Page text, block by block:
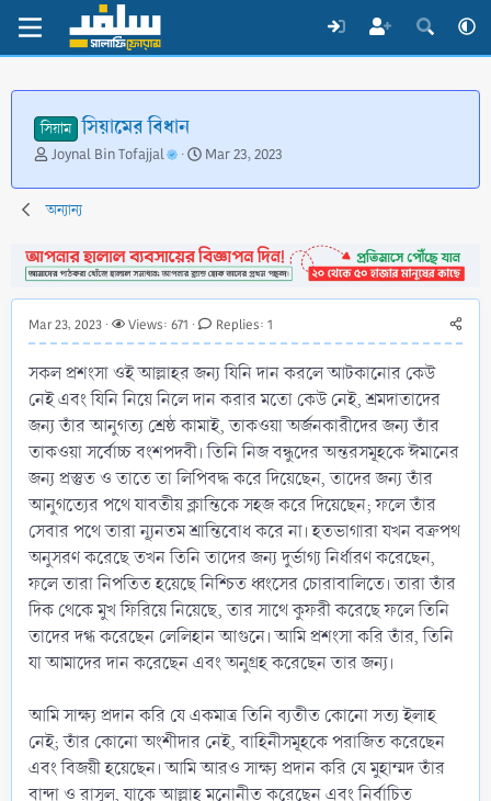
সিয়াম সিয়ামের বিধান
T
r
e
d
s
t
a
r
e
r
Joynal Bin Tofajjal
S
a
d
a
t
e
Mar 23, 2023
অন্যান্য
Mar 23, 2023 Views: 671 Replies: 1
সকল প্রশংসা ওই আল্লাহর জন্য যিনি দান করলে আটকানোর কেউ
নেই এবং যিনি নিয়ে নিলে দান করার মতো কেউ নেই, শ্রমদাতাদের
জন্য তাঁর আনুগত্য শ্রেষ্ঠ কামাই, তাকওয়া অর্জনকারীদের জন্য তাঁর
তাকওয়া সর্বোচ্চ বংশপদবী। তিনি নিজ বন্ধুদের অন্তরসমূহকে ঈমানের
জন্য প্রস্তুত ও তাতে তা লিপিবদ্ধ করে দিয়েছেন, তাদের জন্য তাঁর
আনুগত্যের পথে যাবতীয় ক্লান্তিকে সহজ করে দিয়েছেন; ফলে তাঁর
সেবার পথে তারা ন্যূনতম শ্রান্তিবোধ করে না। হতভাগারা যখন বক্রপথ
অনুসরণ করেছে তখন তিনি তাদের জন্য দুর্ভাগ্য নির্ধারণ করেছেন,
ফলে তারা নিপতিত হয়েছে নিশ্চিত ধ্বংসের চোরাবালিতে। তারা তাঁর
দিক থেকে মুখ ফিরিয়ে নিয়েছে, তার সাথে কুফরী করেছে ফলে তিনি
তাদের দগ্ধ করেছেন লেলিহান আগুনে। আমি প্রশংসা করি তাঁর, তিনি
যা আমাদের দান করেছেন এবং অনুগ্রহ করেছেন তার জন্য।
আমি সাক্ষ্য প্রদান করি যে একমাত্র তিনি ব্যতীত কোনো সত্য ইলাহ
নেই; তাঁর কোনো অংশীদার নেই, বাহিনীসমূহকে পরাজিত করেছেন
এবং বিজয়ী হয়েছেন। আমি আরও সাক্ষ্য প্রদান করি যে মুহাম্মদ তাঁর
বান্দা ও রাসূল, যাকে আল্লাহ মনোনীত করেছেন এবং নির্বাচিত